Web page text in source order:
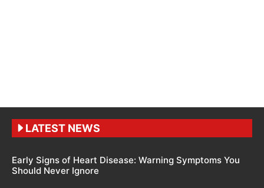
LATEST NEWS
Early Signs of Heart Disease: Warning Symptoms You
Should Never Ignore